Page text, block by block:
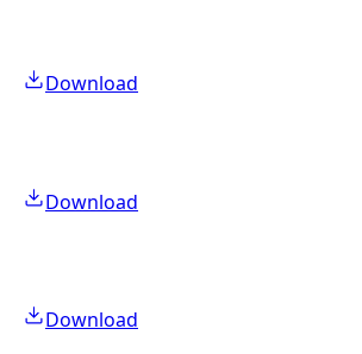
Download
Download
Download